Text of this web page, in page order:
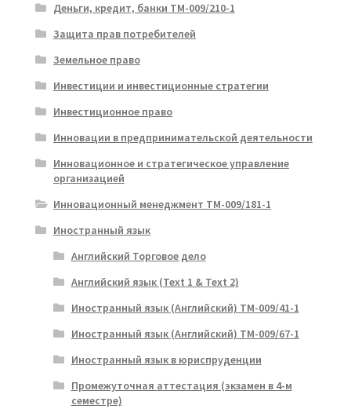
Деньги, кредит, банки ТМ-009/210-1
Защита прав потребителей
Земельное право
Инвестиции и инвестиционные стратегии
Инвестиционное право
Инновации в предпринимательской деятельности
Инновационное и стратегическое управление
организацией
Инновационный менеджмент ТМ-009/181-1
Иностранный язык
Английский Торговое дело
Английский язык (Text 1 & Text 2)
Иностранный язык (Английский) ТМ-009/41-1
Иностранный язык (Английский) ТМ-009/67-1
Иностранный язык в юриспруденции
Промежуточная аттестация (экзамен в 4-м
семестре)